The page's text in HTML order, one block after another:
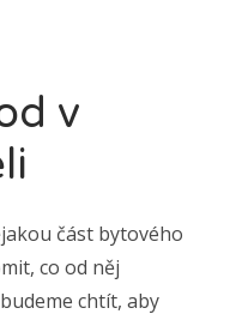
v
část bytového
co od něj
chtít, aby